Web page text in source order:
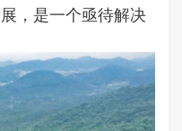
，是一个亟待解决